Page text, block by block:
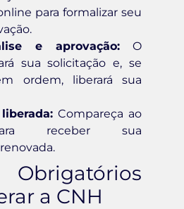
para formalizar seu
e aprovação: O
sua solicitação e, se
ordem, liberará sua
Compareça ao
receber sua
a CNH